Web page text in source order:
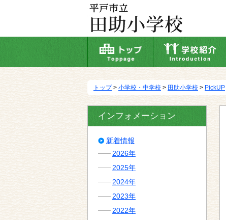
動
トップ> 小学校・中学校 > 田助小学校 > PickUP
インフォメーション
新着情報
2026年
2025年
2024年
2023年
2022年